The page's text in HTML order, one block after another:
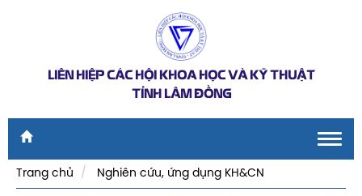
LIÊN HIỆP CÁC HỘI KHOA HỌC VÀ KỸ THUẬT
TỈNH LÂM ĐỒNG
Trang chủ
Nghiên cứu, ứng dụng KH&CN